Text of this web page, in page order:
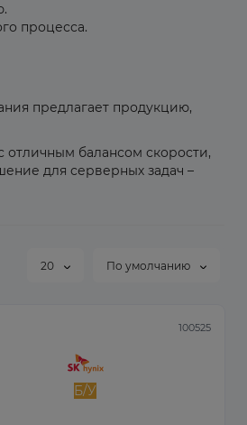
процесса.
предлагает продукцию,
балансом скорости,
для серверных задач –
20 По умолчанию
100525
Б/У